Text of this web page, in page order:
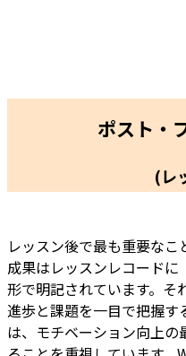
ポスト・
(レ
レッスン後で最も重要な
成果はレッスンレコード
形で明記されています。そ
進歩と課題を一目で把握す
は、モチベーション向上